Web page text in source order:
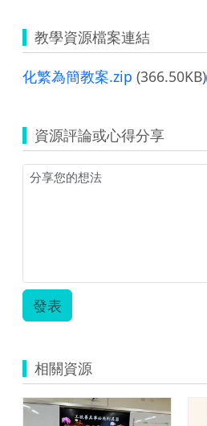
教學資源檔案連結
化繁為簡教案.zip (366.50KB)
資源評論或心得分享
發表
相關資源